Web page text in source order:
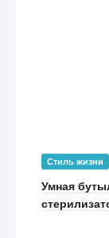
Стиль жизни
Умная